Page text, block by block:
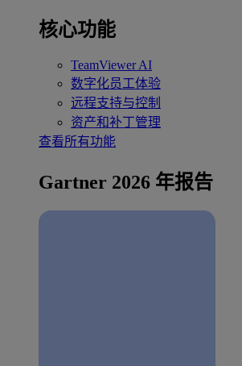
核心功能
TeamViewer AI
数字化员工体验
远程支持与控制
资产和补丁管理
查看所有功能
Gartner 2026 年报告